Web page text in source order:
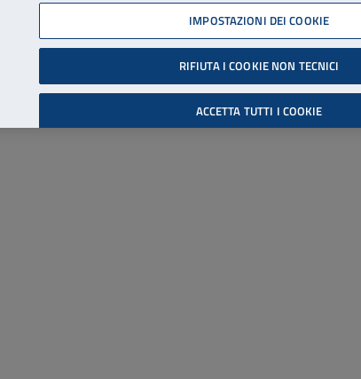
06 45539607
Accessibilità
Cerca
IMPOSTAZIONI DEI COOKIE
RIFIUTA I COOKIE NON TECNICI
ACCETTA TUTTI I COOKIE